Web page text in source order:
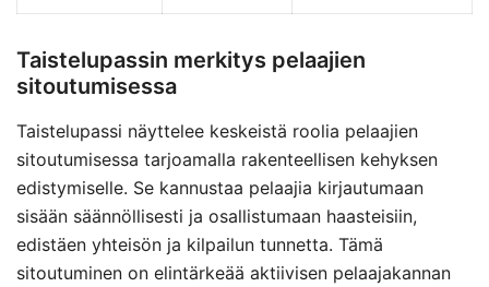
Taistelupassin merkitys pelaajien
sitoutumisessa
Taistelupassi näyttelee keskeistä roolia pelaajien
sitoutumisessa tarjoamalla rakenteellisen kehyksen
edistymiselle. Se kannustaa pelaajia kirjautumaan
sisään säännöllisesti ja osallistumaan haasteisiin,
edistäen yhteisön ja kilpailun tunnetta. Tämä
sitoutuminen on elintärkeää aktiivisen pelaajakannan